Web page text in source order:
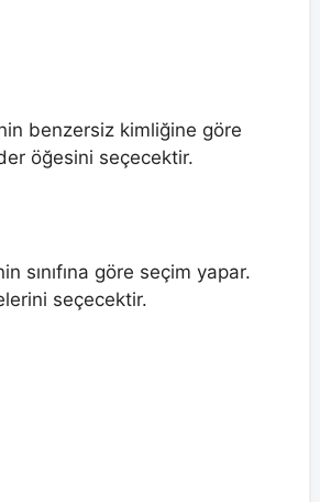
benzersiz kimliğine göre
öğesini seçecektir.
sınıfına göre seçim yapar.
seçecektir.